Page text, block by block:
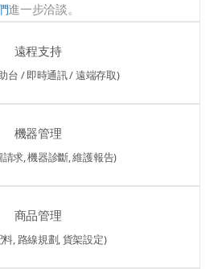
進一步洽談。
遠程支持
台 / 即時通訊 / 遠端存取)
機器管理
求, 機器診斷, 維護報告)
商品管理
, 路線規劃, 貨架設定)